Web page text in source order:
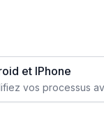
et IPhone